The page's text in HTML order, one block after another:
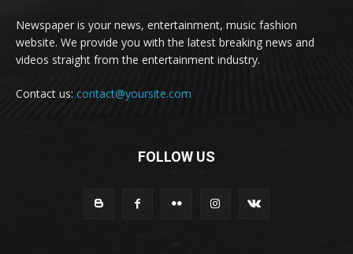
Newspaper is your news, entertainment, music fashion
website. We provide you with the latest breaking news and
videos straight from the entertainment industry.
Contact us: contact@yoursite.com
FOLLOW US